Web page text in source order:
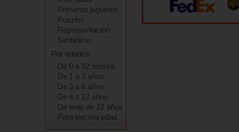
Primeros juguetes
Puzzles
Representación
Simbólico
Por edades:
De 0 a 12 meses
De 1 a 3 años
De 3 a 6 años
De 6 a 12 años
De más de 12 años
Para tercera edad